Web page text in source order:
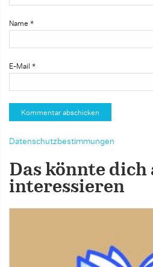
Name *
E-Mail *
Datenschutzbestimmungen
Das könnte dich
interessieren